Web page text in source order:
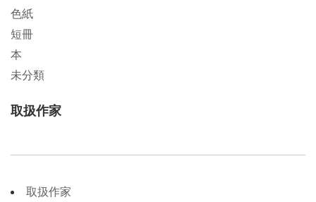
色紙
短冊
本
未分類
取扱作家
取扱作家